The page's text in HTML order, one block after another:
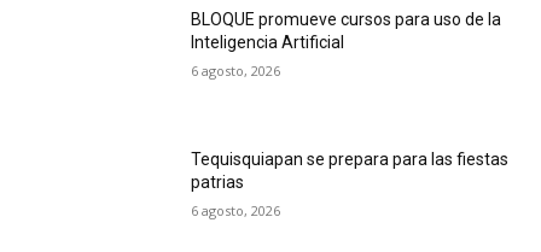
BLOQUE promueve cursos para uso de la
Inteligencia Artificial
6 agosto, 2026
Tequisquiapan se prepara para las fiestas
patrias
6 agosto, 2026